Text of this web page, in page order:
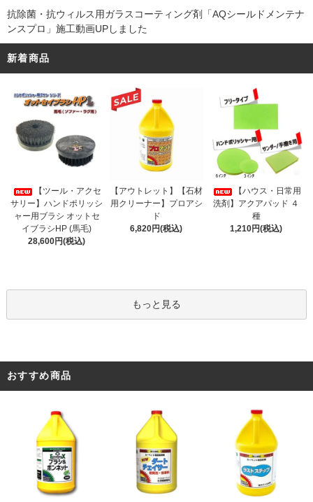
抗除菌・抗ウィルス用ガラスコーティング剤「AQシールドメンテナ
ンスプロ」施工動画UPしました
新着商品
【ツール・アクセ
サリー】ハンドポリッシ
ャー用ブラシ オットセ
イブラシHP (馬毛)
28,600円(税込)
【アウトレット】【石材
用クリーナー】プロアシ
ド
6,820円(税込)
【ハウス・日常用
洗剤】アクアパッド ４
種
1,210円(税込)
もっと見る
おすすめ商品